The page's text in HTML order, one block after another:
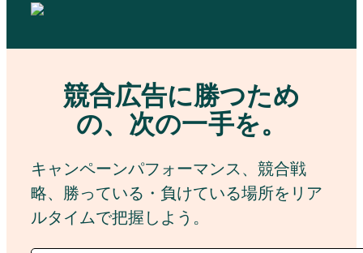
競合広告に勝つため
の、次の一手を。
キャンペーンパフォーマンス、競合戦
略、勝っている・負けている場所をリア
ルタイムで把握しよう。